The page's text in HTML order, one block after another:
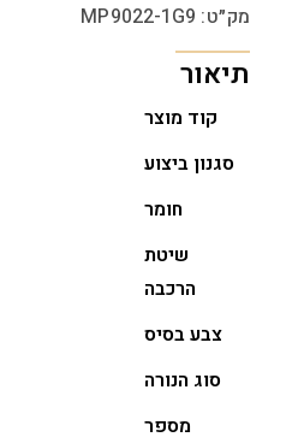
מק״ט: MP9022-1G9
תיאור
קוד מוצר
סגנון ביצוע
חומר
שיטת
הרכבה
צבע בסיס
סוג הנורה
מספר